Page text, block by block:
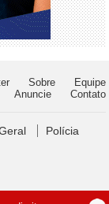
Sobre
Equipe
Anuncie
Contato
Polícia